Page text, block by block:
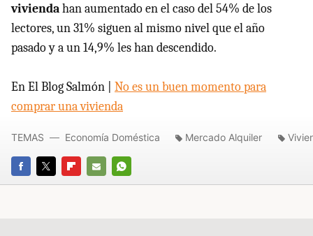
viviendahan aumentado en el caso del 54% de los
lectores, un 31% siguen al mismo nivel que el año
pasado y a un 14,9% les han descendido.
En El Blog Salmón | No es un buen momento para
comprar una vivienda
FACEBOOK
TWITTERFLIPBOARD
E-
WHATSAPP
TEMAS Economía Doméstica Mercado Alquiler